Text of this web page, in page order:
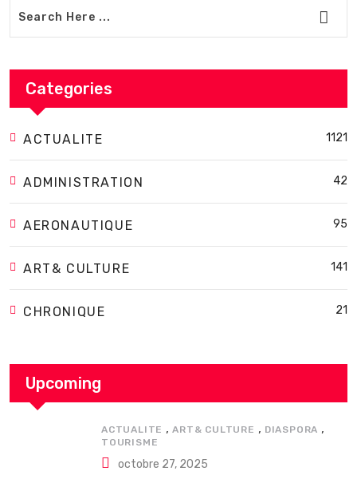
Categories
ACTUALITE 1121
ADMINISTRATION 42
AERONAUTIQUE 95
ART& CULTURE 141
CHRONIQUE 21
Upcoming
ACTUALITE ,ART& CULTURE , DIASPORA ,
TOURISME
octobre 27, 2025